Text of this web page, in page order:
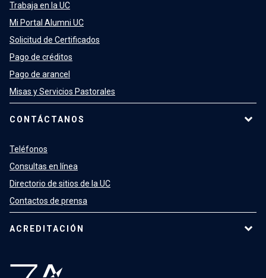
Trabaja en la UC
Mi Portal Alumni UC
Solicitud de Certificados
Pago de créditos
Pago de arancel
Misas y Servicios Pastorales
CONTÁCTANOS
Teléfonos
Consultas en línea
Directorio de sitios de la UC
Contactos de prensa
ACREDITACIÓN